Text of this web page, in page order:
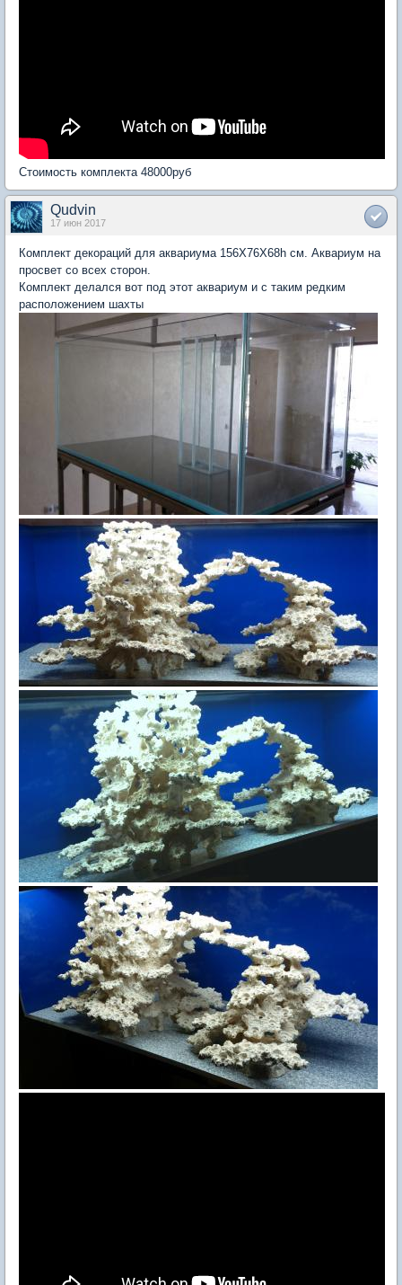
Стоимость комплекта 48000руб
Qudvin
17 июн 2017
Комплект декораций для аквариума 156Х76Х68h см. Аквариум на
просвет со всех сторон.
Комплект делался вот под этот аквариум и с таким редким
расположением шахты